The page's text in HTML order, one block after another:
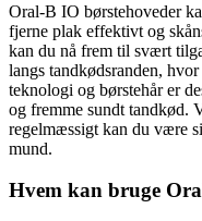
Oral-B IO børstehoveder
fjerne plak effektivt og
kan du nå frem til svært
langs tandkødsranden,
teknologi og børstehår er
og fremme sundt tandkød.
regelmæssigt kan du være
mund.
Hvem kan bruge